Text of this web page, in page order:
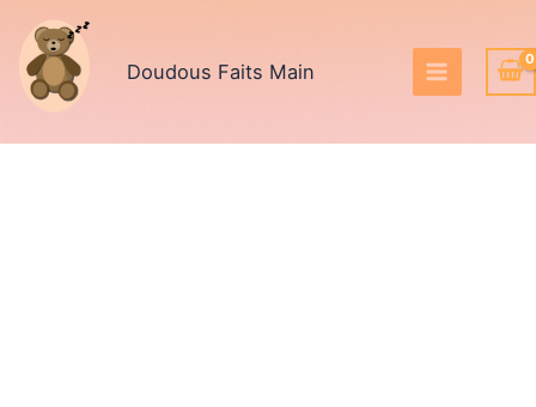
contenu
Doudous Faits Main